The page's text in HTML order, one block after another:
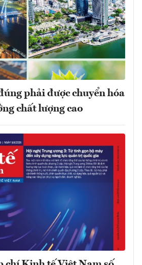
phải được chuyển hóa
chất lượng cao